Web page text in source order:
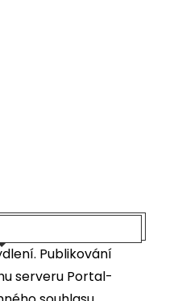
Publikování
serveru Portal-